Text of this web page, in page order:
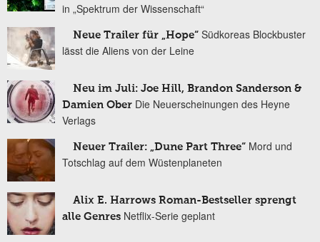
in „Spektrum der Wissenschaft“
Neue Trailer für „Hope“ Südkoreas Blockbuster
lässt die Aliens von der Leine
Neu im Juli: Joe Hill, Brandon Sanderson &
Damien Ober Die Neuerscheinungen des Heyne
Verlags
Neuer Trailer: „Dune Part Three“ Mord und
Totschlag auf dem Wüstenplaneten
Alix E. Harrows Roman-Bestseller sprengt
alle Genres Netflix-Serie geplant